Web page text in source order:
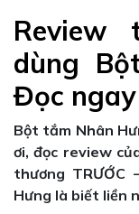
dùng
Đọc ngay
Bột tắm Nhân
ơi, đọc review
thương TRƯỚC
Hưng là biết liền